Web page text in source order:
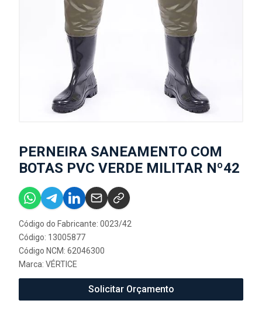
PERNEIRA SANEAMENTO COM
BOTAS PVC VERDE MILITAR Nº42
Código do Fabricante: 0023/42
Código: 13005877
Código NCM: 62046300
Marca: VÉRTICE
Solicitar Orçamento